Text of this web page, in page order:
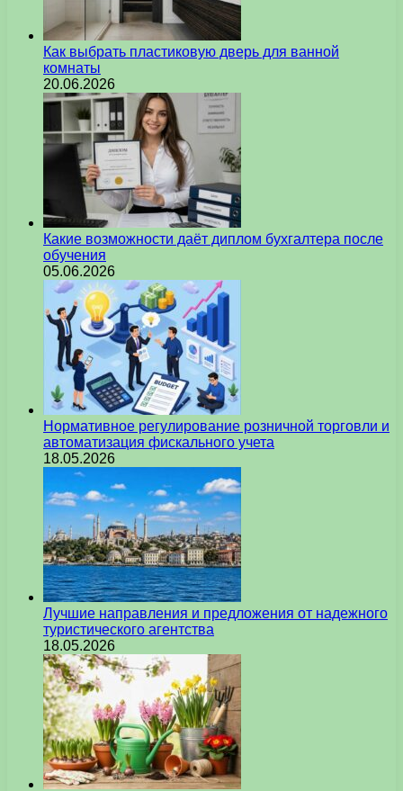
Как выбрать пластиковую дверь для ванной
комнаты
20.06.2026
Какие возможности даёт диплом бухгалтера после
обучения
05.06.2026
Нормативное регулирование розничной торговли и
автоматизация фискального учета
18.05.2026
Лучшие направления и предложения от надежного
туристического агентства
18.05.2026